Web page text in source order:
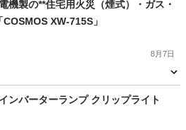
機製の**住宅用火災（煙式）・ガス・
XW-715S」
8月7日
駅 その他
ンバーターランプ クリップライト